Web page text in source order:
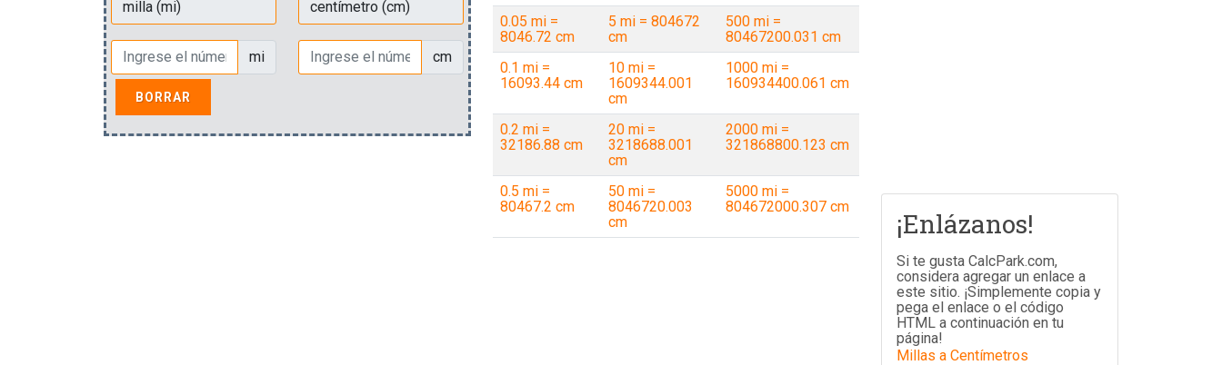
mi cm
0.05 mi =
8046.72 cm
5 mi = 804672
cm
500 mi =
80467200.031 cm
0.1 mi =
16093.44 cm
10 mi =
1609344.001
cm
1000 mi =
160934400.061 cm
0.2 mi =
32186.88 cm
20 mi =
3218688.001
cm
2000 mi =
321868800.123 cm
0.5 mi =
80467.2 cm
50 mi =
8046720.003
cm
5000 mi =
804672000.307 cm
¡Enlázanos!
Si te gusta CalcPark.com,
considera agregar un enlace a
este sitio. ¡Simplemente copia y
pega el enlace o el código
HTML a continuación en tu
página!
Millas a Centímetros